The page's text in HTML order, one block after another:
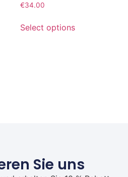
€34.00
Select options
Sie uns